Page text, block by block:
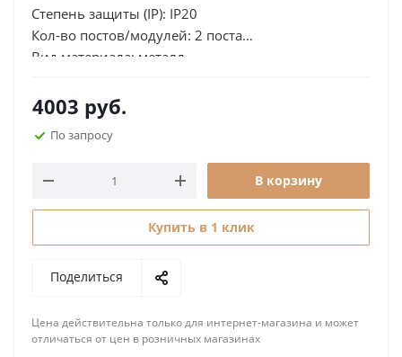
Степень защиты (IP): IP20
Кол-во постов/модулей: 2 поста
Вид материала: металл
Ориентация монтажа:
горизонтальная,вертикальная
Поле для надписи: нет
Ширина, мм: 178
4003 руб.
По запросу
В корзину
Купить в 1 клик
Поделиться
Цена действительна только для интернет-магазина и может
отличаться от цен в розничных магазинах